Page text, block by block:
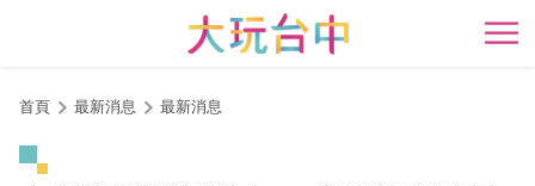
開
首頁 最新消息 最新消息